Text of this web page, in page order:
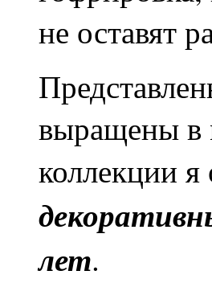
не оставят
выращены в
коллекции
лет.